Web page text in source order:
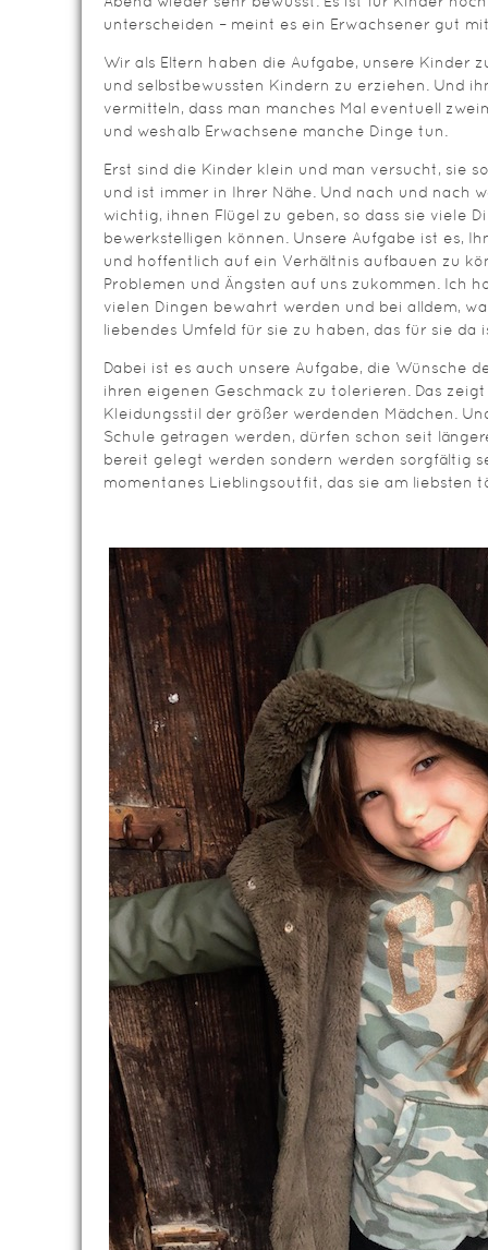
unterscheiden – meint es ein Erwachsener gut
Wir als Eltern haben die Aufgabe, unsere Kinder
und selbstbewussten Kindern zu erziehen. Und
vermitteln, dass man manches Mal eventuell
und weshalb Erwachsene manche Dinge tun.
Erst sind die Kinder klein und man versucht, sie
und ist immer in Ihrer Nähe. Und nach und nach
wichtig, ihnen Flügel zu geben, so dass sie viele
bewerkstelligen können. Unsere Aufgabe ist es,
und hoffentlich auf ein Verhältnis aufbauen zu
Problemen und Ängsten auf uns zukommen. Ich
vielen Dingen bewahrt werden und bei alldem,
liebendes Umfeld für sie zu haben, das für sie da
Dabei ist es auch unsere Aufgabe, die Wünsche
ihren eigenen Geschmack zu tolerieren. Das
Kleidungsstil der größer werdenden Mädchen.
Schule getragen werden, dürfen schon seit
bereit gelegt werden sondern werden sorgfältig
momentanes Lieblingsoutfit, das sie am liebsten